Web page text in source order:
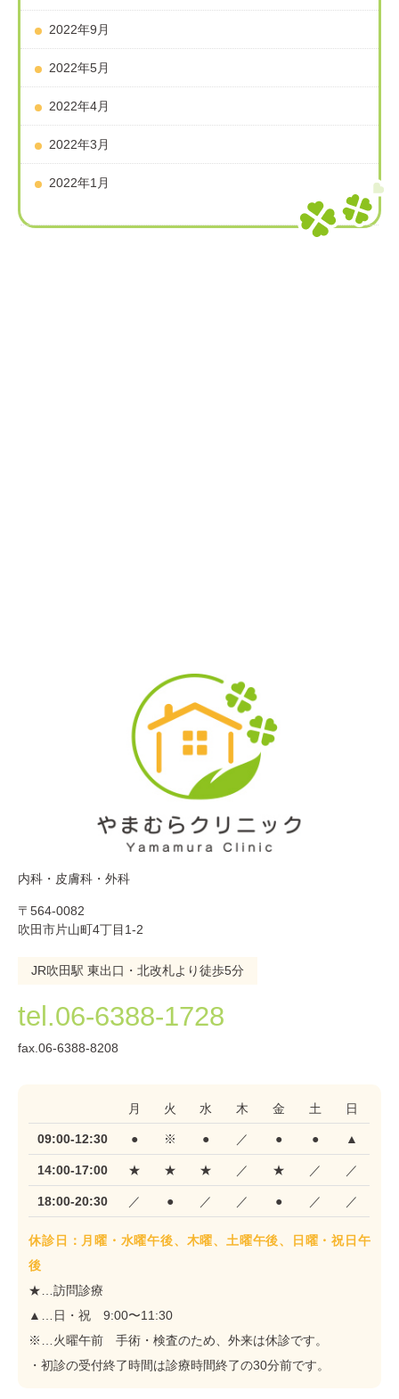
2022年9月
2022年5月
2022年4月
2022年3月
2022年1月
内科・皮膚科・外科
〒564-0082
吹田市片山町4丁目1-2
JR吹田駅 東出口・北改札より徒歩5分
tel.06-6388-1728
fax.06-6388-8208
月 火 水 木 金 土 日
09:00-12:30 ● ※ ● ／ ● ● ▲
14:00-17:00 ★ ★ ★ ／ ★ ／ ／
18:00-20:30 ／ ● ／ ／ ● ／ ／
休診日：月曜・水曜午後、木曜、土曜午後、日曜・祝日午
後
★…訪問診療
▲…日・祝 9:00〜11:30
※…火曜午前 手術・検査のため、外来は休診です。
・初診の受付終了時間は診療時間終了の30分前です。